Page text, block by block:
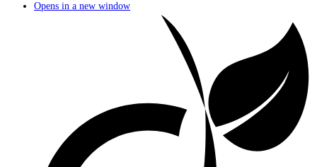
Opens in a new window